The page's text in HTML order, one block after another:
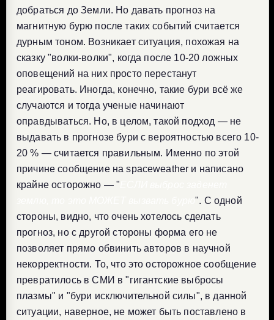
добраться до Земли. Но давать прогноз на
магнитную бурю после таких событий считается
дурным тоном. Возникает ситуация, похожая на
сказку "волки-волки", когда после 10-20 ложных
оповещений на них просто перестанут
реагировать. Иногда, конечно, такие бури всё же
случаются и тогда ученые начинают
оправдываться. Но, в целом, такой подход — не
выдавать в прогнозе бури c вероятностью всего 10-
20 % — считается правильным. Именно по этой
причине сообщение на spaceweather и написано
крайне осторожно — "
землю, то это МОЖЕТ вызвать бурю". С одной
стороны, видно, что очень хотелось сделать
прогноз, но с другой стороны форма его не
позволяет прямо обвинить авторов в научной
некорректности. То, что это осторожное сообщение
превратилось в СМИ в "гигантские выбросы
плазмы" и "бури исключительной силы", в данной
ситуации, наверное, не может быть поставлено в